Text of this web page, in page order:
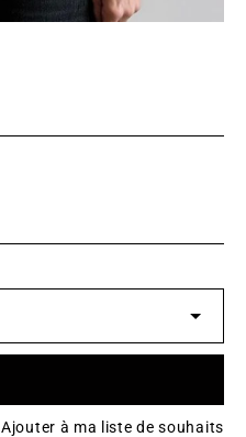
Ajouter à ma liste de souhaits